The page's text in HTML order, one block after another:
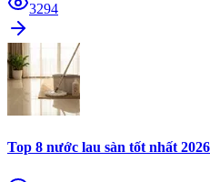
3294
Top 8 nước lau sàn tốt nhất